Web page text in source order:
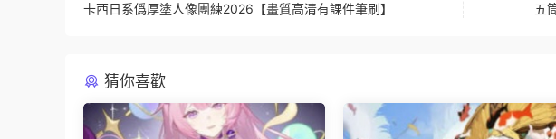
卡西日系僞厚塗人像團練2026【畫質高清有課件筆刷】 五
猜你喜歡